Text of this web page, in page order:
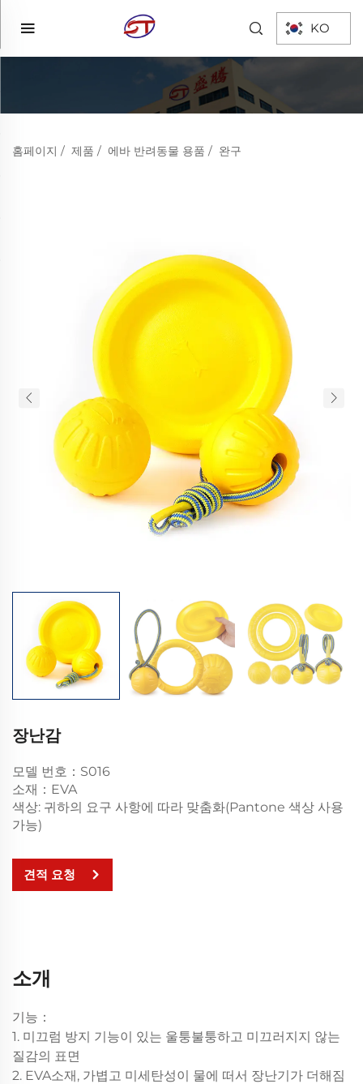
KO
홈페이지 / 제품 / 에바 반려동물 용품 / 완구
장난감
모델 번호：S016
소재：EVA
색상: 귀하의 요구 사항에 따라 맞춤화(Pantone 색상 사용
가능)
견적 요청
소개
기능：
1. 미끄럼 방지 기능이 있는 울퉁불퉁하고 미끄러지지 않는
질감의 표면
2. EVA소재, 가볍고 미세탄성이 물에 떠서 장난기가 더해짐